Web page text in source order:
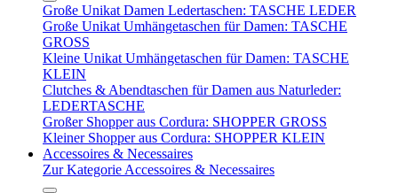
Große Unikat Damen Ledertaschen: TASCHE LEDER
Große Unikat Umhängetaschen für Damen: TASCHE
GROSS
Kleine Unikat Umhängetaschen für Damen: TASCHE
KLEIN
Clutches & Abendtaschen für Damen aus Naturleder:
LEDERTASCHE
Großer Shopper aus Cordura: SHOPPER GROSS
Kleiner Shopper aus Cordura: SHOPPER KLEIN
Accessoires & Necessaires
Zur Kategorie Accessoires & Necessaires